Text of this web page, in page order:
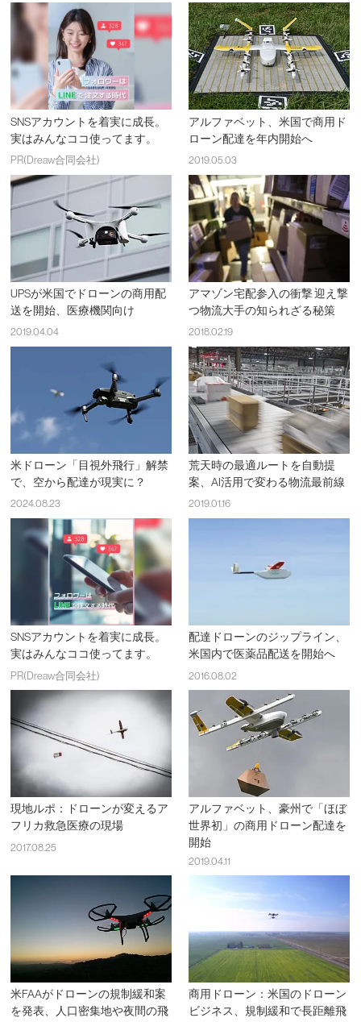
SNSアカウントを着実に成長。
実はみんなココ使ってます。
PR(Dreaw合同会社)
アルファベット、米国で商用ド
ローン配達を年内開始へ
2019.05.03
UPSが米国でドローンの商用配
送を開始、医療機関向け
2019.04.04
アマゾン宅配参入の衝撃 迎え撃
つ物流大手の知られざる秘策
2018.02.19
米ドローン「目視外飛行」解禁
で、空から配達が現実に？
2024.08.23
荒天時の最適ルートを自動提
案、AI活用で変わる物流最前線
2019.01.16
SNSアカウントを着実に成長。
実はみんなココ使ってます。
PR(Dreaw合同会社)
配達ドローンのジップライン、
米国内で医薬品配送を開始へ
2016.08.02
現地ルポ：ドローンが変えるア
フリカ救急医療の現場
2017.08.25
アルファベット、豪州で「ほぼ
世界初」の商用ドローン配達を
開始
2019.04.11
米FAAがドローンの規制緩和案
を発表、人口密集地や夜間の飛
商用ドローン：米国のドローン
ビジネス、規制緩和で長距離飛